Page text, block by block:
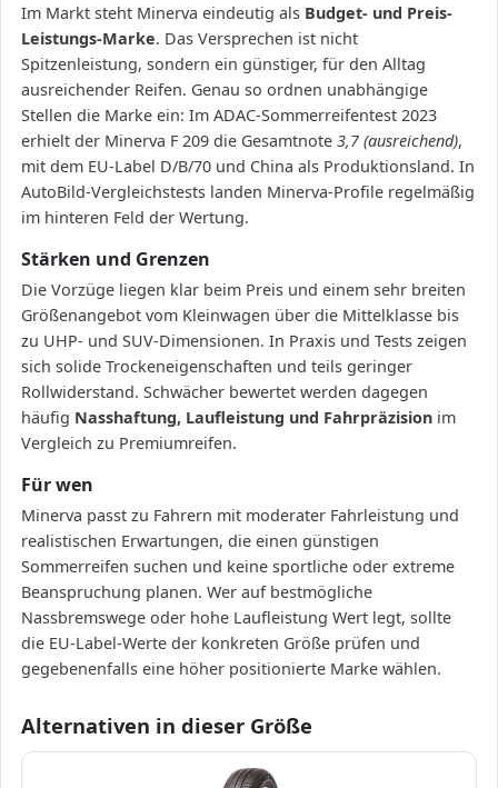
Im Markt steht Minerva eindeutig als Budget- und Preis-
Leistungs-Marke. Das Versprechen ist nicht
Spitzenleistung, sondern ein günstiger, für den Alltag
ausreichender Reifen. Genau so ordnen unabhängige
Stellen die Marke ein: Im ADAC-Sommerreifentest 2023
erhielt der Minerva F 209 die Gesamtnote 3,7 (ausreichend),
mit dem EU-Label D/B/70 und China als Produktionsland. In
AutoBild-Vergleichstests landen Minerva-Profile regelmäßig
im hinteren Feld der Wertung.
Stärken und Grenzen
Die Vorzüge liegen klar beim Preis und einem sehr breiten
Größenangebot vom Kleinwagen über die Mittelklasse bis
zu UHP- und SUV-Dimensionen. In Praxis und Tests zeigen
sich solide Trockeneigenschaften und teils geringer
Rollwiderstand. Schwächer bewertet werden dagegen
häufig Nasshaftung, Laufleistung und Fahrpräzision im
Vergleich zu Premiumreifen.
Für wen
Minerva passt zu Fahrern mit moderater Fahrleistung und
realistischen Erwartungen, die einen günstigen
Sommerreifen suchen und keine sportliche oder extreme
Beanspruchung planen. Wer auf bestmögliche
Nassbremswege oder hohe Laufleistung Wert legt, sollte
die EU-Label-Werte der konkreten Größe prüfen und
gegebenenfalls eine höher positionierte Marke wählen.
Alternativen in dieser Größe